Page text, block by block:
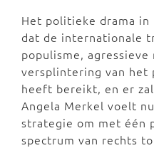
Het politieke drama
dat de internationale
populisme,
versplintering van het
heeft bereikt, en er
Angela Merkel voelt
strategie om met één
spectrum van rechts